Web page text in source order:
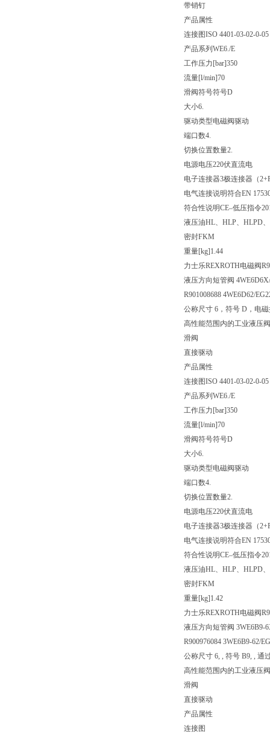
带销钉
产品属性
连接图ISO 4401-03-02-0-05
产品系列 WE6./E
工作压力[bar]350
流量[l/min]70
滑阀符号符号D
大小6.
驱动类型电磁阀驱动
端口数4.
切换位置数量2.
电源电压220伏直流电
电子连接器3极连接器（
电气连接说明符合EN
符合性说明CE–低压指令
液压油HL、HLP、HLPD
密封FKM
重量[kg]1.44
力士乐REXROTH电磁阀
液压方向短管阀
R901008688 4WE6D62/
公称尺寸 6，符号 D，电
高性能范围内的工业液压
滑阀
直接驱动
产品属性
连接图ISO 4401-03-02-0-05
产品系列 WE6./E
工作压力[bar]350
流量[l/min]70
滑阀符号符号D
大小6.
驱动类型电磁阀驱动
端口数4.
切换位置数量2.
电源电压220伏直流电
电子连接器3极连接器（
电气连接说明符合EN
符合性说明CE–低压指令
液压油HL、HLP、HLPD
密封FKM
重量[kg]1.42
力士乐REXROTH电磁阀
液压方向短管阀 3WE6B9-
R900976084 3WE6B9-62/
公称尺寸 6, , 符号 B9, , 通
高性能范围内的工业液压
滑阀
直接驱动
产品属性
连接图